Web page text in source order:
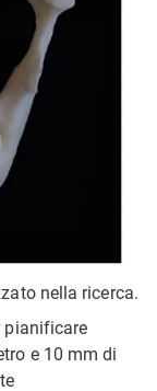
nella ricerca.
pianificare
e 10 mm di